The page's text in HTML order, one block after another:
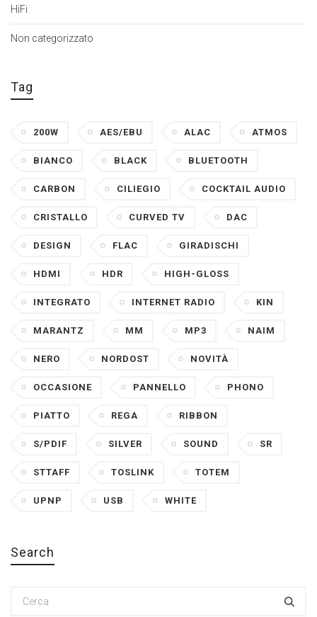
HiFi
Non categorizzato
Tag
200W AES/EBU ALAC ATMOS
BIANCO BLACK BLUETOOTH
CARBON CILIEGIO COCKTAIL AUDIO
CRISTALLO CURVED TV DAC
DESIGN FLAC GIRADISCHI
HDMI HDR HIGH-GLOSS
INTEGRATO INTERNET RADIO KIN
MARANTZ MM MP3 NAIM
NERO NORDOST NOVITÀ
OCCASIONE PANNELLO PHONO
PIATTO REGA RIBBON
S/PDIF SILVER SOUND SR
STTAFF TOSLINK TOTEM
UPNP USB WHITE
Search